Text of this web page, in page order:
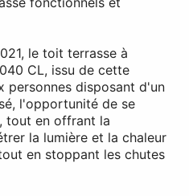
le toit terrasse à
CL, issu de cette
personnes disposant d'un
l'opportunité de se
tout en offrant la
la lumière et la chaleur
en stoppant les chutes